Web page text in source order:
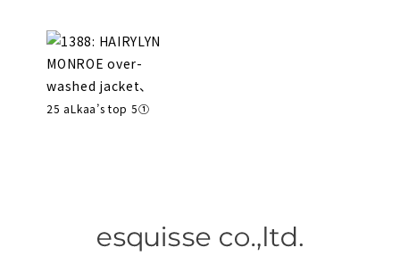
25 aLkaa’s top 5①